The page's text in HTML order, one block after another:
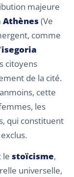
majeure
(Ve
comme
isegoria
citoyens
de la cité.
cette
les
qui constituent
le stoïcisme,
universelle,